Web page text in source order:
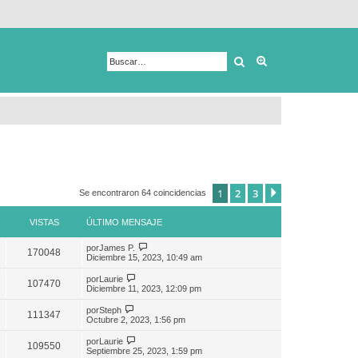
Buscar
Se encontraron 64 coincidencias 1 2 3
VISTAS ÚLTIMO MENSAJE
170048 porJames P.
Diciembre 15, 2023, 10:49 am
107470 porLaurie
Diciembre 11, 2023, 12:09 pm
111347 porSteph
Octubre 2, 2023, 1:56 pm
109550 porLaurie
Septiembre 25, 2023, 1:59 pm